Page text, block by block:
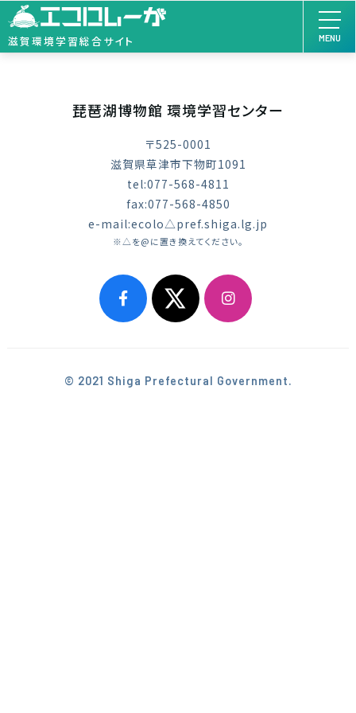
滋賀環境学習総合サイト MENU
琵琶湖博物館 環境学習センター
〒525-0001
滋賀県草津市下物町1091
tel:077-568-4811
fax:077-568-4850
e-mail:ecolo△pref.shiga.lg.jp
※△を@に置き換えてください。
© 2021 Shiga Prefectural Government.